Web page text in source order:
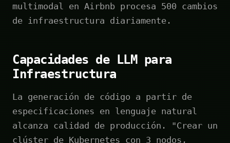
multimodal en Airbnb procesa 500 cambios
de infraestructura diariamente.
Capacidades de LLM para
Infraestructura
La generación de código a partir de
especificaciones en lenguaje natural
alcanza calidad de producción. "Crear un
clúster de Kubernetes con 3 nodos,